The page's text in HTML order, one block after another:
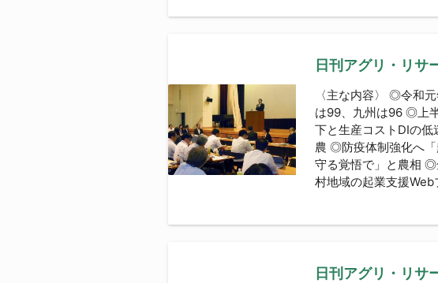
日刊アグリ・リサ
〈主な内容〉 ◎令和
は99、九州は96 ◎上
下と生産コストDIの
農 ◎防疫体制強化へ
守る覚悟で」と農相
村地域の起業支援
日刊アグリ・リ